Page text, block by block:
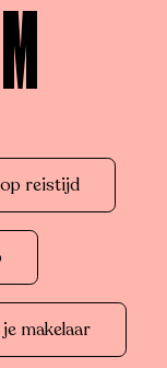
reistijd
makelaar